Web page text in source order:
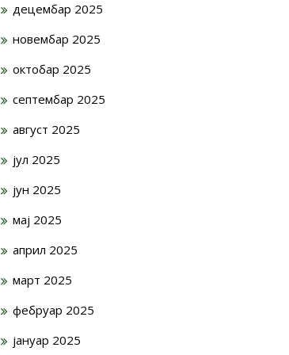
децембар 2025
новембар 2025
октобар 2025
септембар 2025
август 2025
јул 2025
јун 2025
мај 2025
април 2025
март 2025
фебруар 2025
јануар 2025